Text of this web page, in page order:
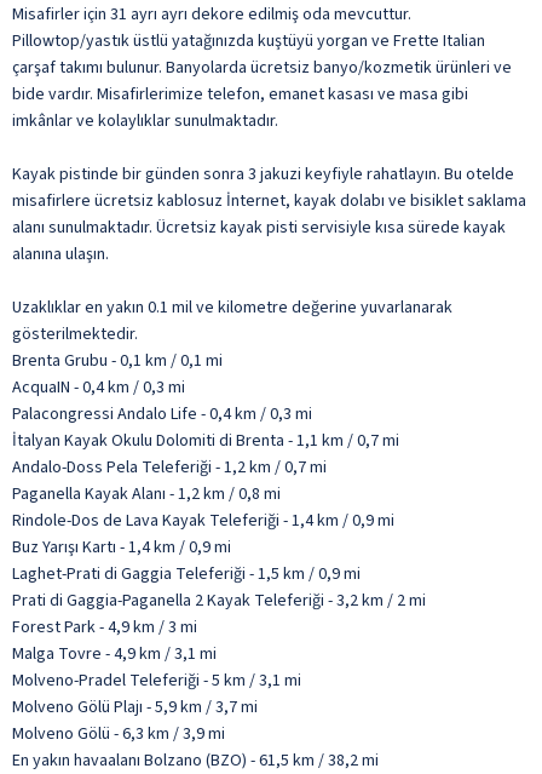
Misafirler için 31 ayrı ayrı dekore edilmiş oda mevcuttur.
Pillowtop/yastık üstlü yatağınızda kuştüyü yorgan ve Frette Italian
çarşaf takımı bulunur. Banyolarda ücretsiz banyo/kozmetik ürünleri ve
bide vardır. Misafirlerimize telefon, emanet kasası ve masa gibi
imkânlar ve kolaylıklar sunulmaktadır.
Kayak pistinde bir günden sonra 3 jakuzi keyfiyle rahatlayın. Bu otelde
misafirlere ücretsiz kablosuz İnternet, kayak dolabı ve bisiklet saklama
alanı sunulmaktadır. Ücretsiz kayak pisti servisiyle kısa sürede kayak
alanına ulaşın.
Uzaklıklar en yakın 0.1 mil ve kilometre değerine yuvarlanarak
gösterilmektedir.
Brenta Grubu - 0,1 km / 0,1 mi
AcquaIN - 0,4 km / 0,3 mi
Palacongressi Andalo Life - 0,4 km / 0,3 mi
İtalyan Kayak Okulu Dolomiti di Brenta - 1,1 km / 0,7 mi
Andalo-Doss Pela Teleferiği - 1,2 km / 0,7 mi
Paganella Kayak Alanı - 1,2 km / 0,8 mi
Rindole-Dos de Lava Kayak Teleferiği - 1,4 km / 0,9 mi
Buz Yarışı Kartı - 1,4 km / 0,9 mi
Laghet-Prati di Gaggia Teleferiği - 1,5 km / 0,9 mi
Prati di Gaggia-Paganella 2 Kayak Teleferiği - 3,2 km / 2 mi
Forest Park - 4,9 km / 3 mi
Malga Tovre - 4,9 km / 3,1 mi
Molveno-Pradel Teleferiği - 5 km / 3,1 mi
Molveno Gölü Plajı - 5,9 km / 3,7 mi
Molveno Gölü - 6,3 km / 3,9 mi
En yakın havaalanı Bolzano (BZO) - 61,5 km / 38,2 mi